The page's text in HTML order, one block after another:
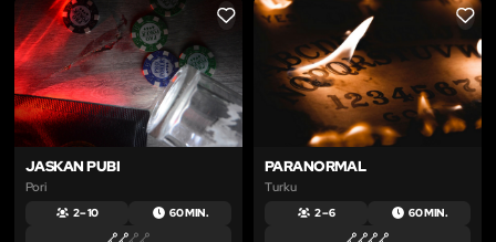
LIKE
JASKAN PUBI
Pori
2 – 10 60 MIN.
LIKE
PARANORMAL
Turku
2 – 6 60 MIN.